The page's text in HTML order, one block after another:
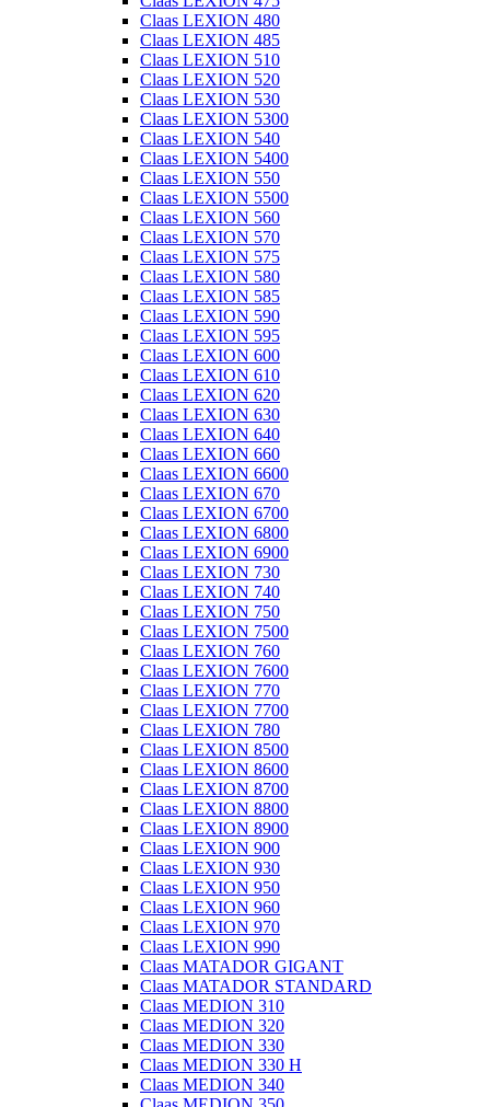
Claas LEXION 480
Claas LEXION 485
Claas LEXION 510
Claas LEXION 520
Claas LEXION 530
Claas LEXION 5300
Claas LEXION 540
Claas LEXION 5400
Claas LEXION 550
Claas LEXION 5500
Claas LEXION 560
Claas LEXION 570
Claas LEXION 575
Claas LEXION 580
Claas LEXION 585
Claas LEXION 590
Claas LEXION 595
Claas LEXION 600
Claas LEXION 610
Claas LEXION 620
Claas LEXION 630
Claas LEXION 640
Claas LEXION 660
Claas LEXION 6600
Claas LEXION 670
Claas LEXION 6700
Claas LEXION 6800
Claas LEXION 6900
Claas LEXION 730
Claas LEXION 740
Claas LEXION 750
Claas LEXION 7500
Claas LEXION 760
Claas LEXION 7600
Claas LEXION 770
Claas LEXION 7700
Claas LEXION 780
Claas LEXION 8500
Claas LEXION 8600
Claas LEXION 8700
Claas LEXION 8800
Claas LEXION 8900
Claas LEXION 900
Claas LEXION 930
Claas LEXION 950
Claas LEXION 960
Claas LEXION 970
Claas LEXION 990
Claas MATADOR GIGANT
Claas MATADOR STANDARD
Claas MEDION 310
Claas MEDION 320
Claas MEDION 330
Claas MEDION 330 H
Claas MEDION 340